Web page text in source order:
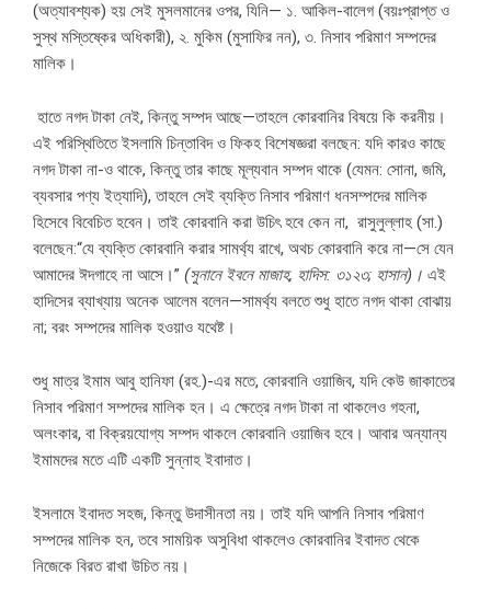
(অত্যাবশ্যক) হয় সেই মুসলমানের ওপর, যিনি— ১. আকিল-বালেগ (বয়ঃপ্রাপ্ত ও
সুস্থ মস্তিষ্কের অধিকারী), ২. মুকিম (মুসাফির নন), ৩. নিসাব পরিমাণ সম্পদের
মালিক।
হাতে নগদ টাকা নেই, কিন্তু সম্পদ আছে—তাহলে কোরবানির বিষয়ে কি করনীয়।
এই পরিস্থিতিতে ইসলামি চিন্তাবিদ ও ফিকহ বিশেষজ্ঞরা বলছেন: যদি কারও কাছে
নগদ টাকা না-ও থাকে, কিন্তু তার কাছে মূল্যবান সম্পদ থাকে (যেমন: সোনা, জমি,
ব্যবসার পণ্য ইত্যাদি), তাহলে সেই ব্যক্তি নিসাব পরিমাণ ধনসম্পদের মালিক
হিসেবে বিবেচিত হবেন। তাই কোরবানি করা উচিৎ হবে কেন না, রাসুলুল্লাহ (সা.)
বলেছেন:“যে ব্যক্তি কোরবানি করার সামর্থ্য রাখে, অথচ কোরবানি করে না—সে যেন
আমাদের ঈদগাহে না আসে।” (সুনানে ইবনে মাজাহ, হাদিস: ৩১২৩; হাসান)। এই
হাদিসের ব্যাখ্যায় অনেক আলেম বলেন—সামর্থ্য বলতে শুধু হাতে নগদ থাকা বোঝায়
না; বরং সম্পদের মালিক হওয়াও যথেষ্ট।
শুধু মাত্র ইমাম আবু হানিফা (রহ.)-এর মতে, কোরবানি ওয়াজিব, যদি কেউ জাকাতের
নিসাব পরিমাণ সম্পদের মালিক হন। এ ক্ষেত্রে নগদ টাকা না থাকলেও গহনা,
অলংকার, বা বিক্রয়যোগ্য সম্পদ থাকলে কোরবানি ওয়াজিব হবে। আবার অন্যান্য
ইমামদের মতে এটি একটি সুন্নাহ ইবাদাত।
ইসলামে ইবাদত সহজ, কিন্তু উদাসীনতা নয়। তাই যদি আপনি নিসাব পরিমাণ
সম্পদের মালিক হন, তবে সাময়িক অসুবিধা থাকলেও কোরবানির ইবাদত থেকে
নিজেকে বিরত রাখা উচিত নয়।